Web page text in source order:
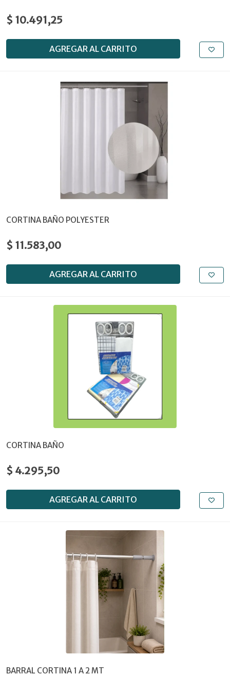
$ 10.491,25
AGREGAR AL CARRITO
CORTINA BAÑO POLYESTER
$ 11.583,00
AGREGAR AL CARRITO
CORTINA BAÑO
$ 4.295,50
AGREGAR AL CARRITO
BARRAL CORTINA 1 A 2 MT